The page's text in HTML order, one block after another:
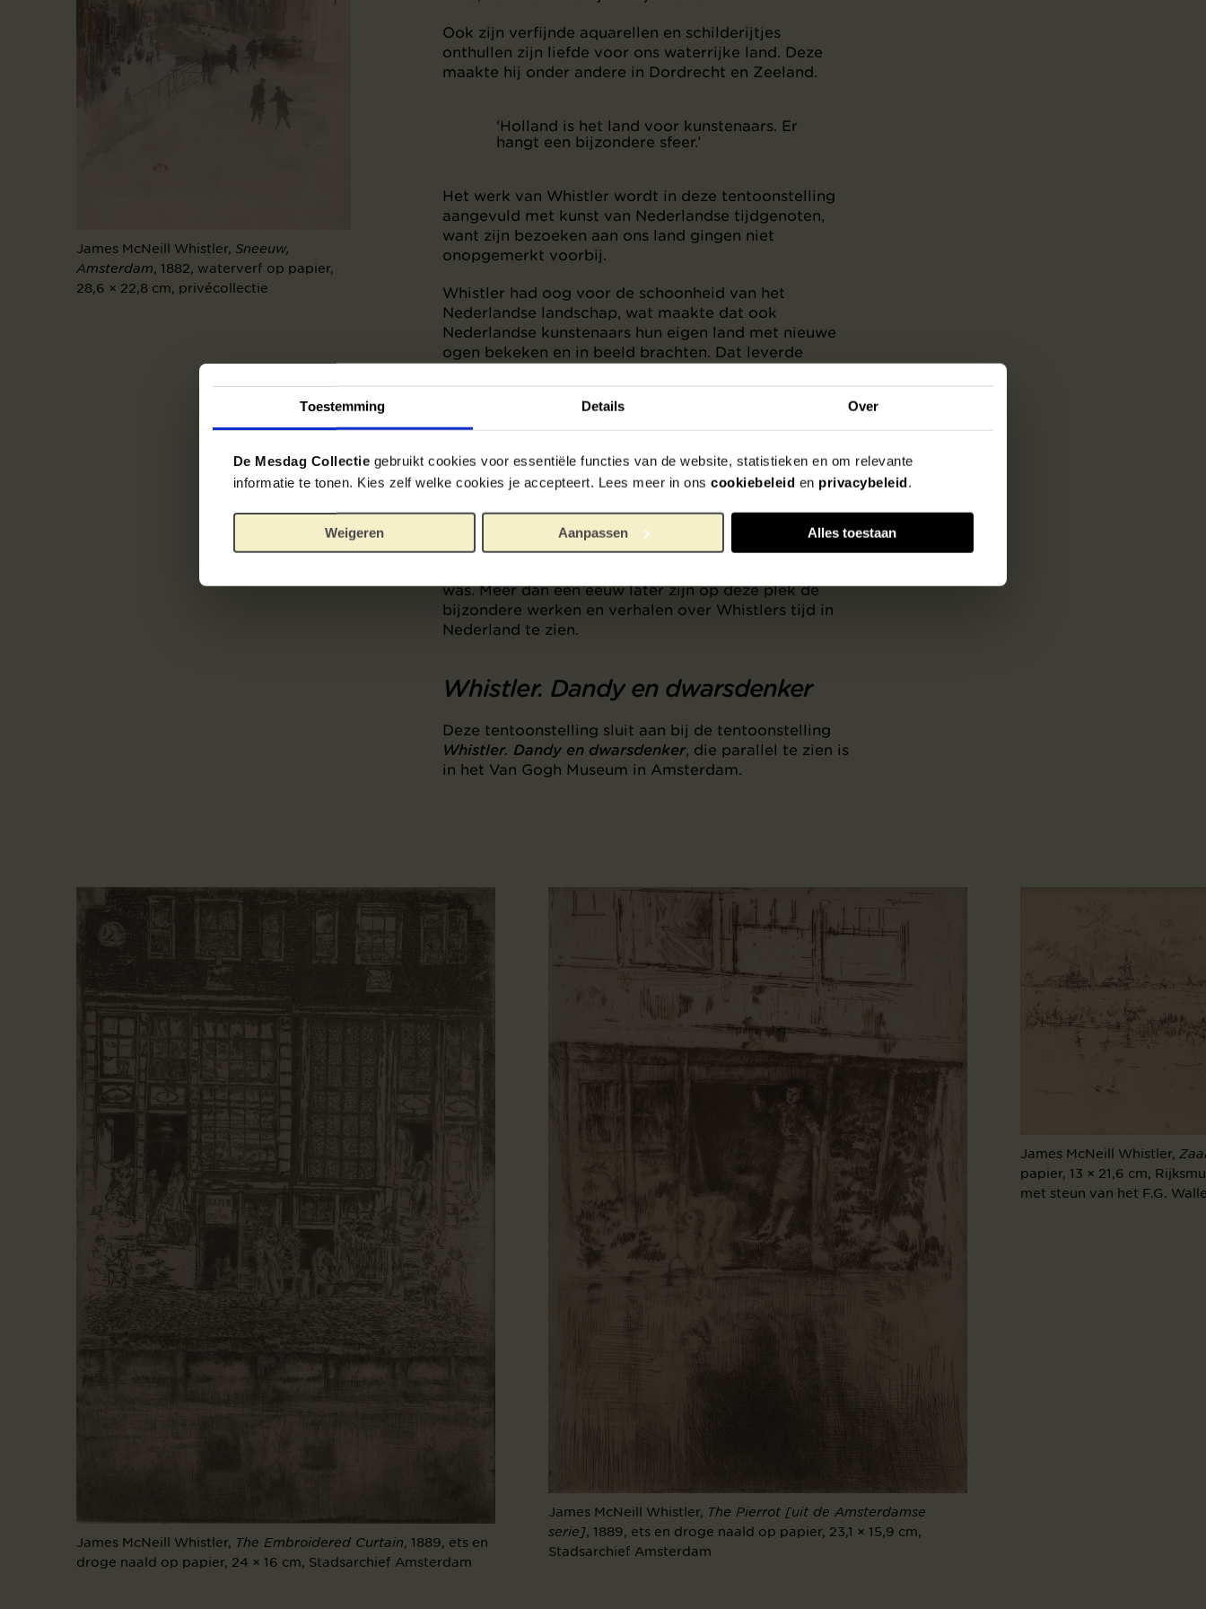
Toestemming Details Over
De Mesdag Collectie gebruikt cookies voor essentiële functies van de website, statistieken en om relevante
informatie te tonen. Kies zelf welke cookies je accepteert. Lees meer in ons cookiebeleid en privacybeleid.
Weigeren Aanpassen Alles toestaan
Ook zijn verfijnde aquarellen en schilderijtjes
onthullen zijn liefde voor ons waterrijke land. Deze
maakte hij onder andere in Dordrecht en Zeeland.
‘Holland is het land voor kunstenaars. Er
hangt een bijzondere sfeer.’
Het werk van Whistler wordt in deze tentoonstelling
aangevuld met kunst van Nederlandse tijdgenoten,
want zijn bezoeken aan ons land gingen niet
onopgemerkt voorbij.
Whistler had oog voor de schoonheid van het
Nederlandse landschap, wat maakte dat ook
Nederlandse kunstenaars hun eigen land met nieuwe
ogen bekeken en in beeld brachten. Dat leverde
Willem Witsen en George Hendrik Breitner.
Contact met Mesdag
Ook had Whistler regelmatig contact met Hendrik
Willem Mesdag. Waarschijnlijk heeft hij Whistler zelfs
aangemoedigd om de Scheveningse kust en de
Noordzee vast te leggen. Whistler bezocht Museum
was. Meer dan een eeuw later zijn op deze plek de
bijzondere werken en verhalen over Whistlers tijd in
Nederland te zien.
Whistler. Dandy en dwarsdenker
Deze tentoonstelling sluit aan bij de tentoonstelling
Whistler. Dandy en dwarsdenker, die parallel te zien is
in het Van Gogh Museum in Amsterdam.
James McNeill Whistler, Sneeuw,
Amsterdam, 1882, waterverf op papier,
28,6 × 22,8 cm, privécollectie
James McNeill Whistler, The Embroidered Curtain, 1889, ets en
droge naald op papier, 24 × 16 cm, Stadsarchief Amsterdam
James McNeill Whistler, The Pierrot [uit de Amsterdamse
serie], 1889, ets en droge naald op papier, 23,1 × 15,9 cm,
Stadsarchief Amsterdam
James McNeill Whistler,
papier, 13 × 21,6 cm,
met steun van het F.G.